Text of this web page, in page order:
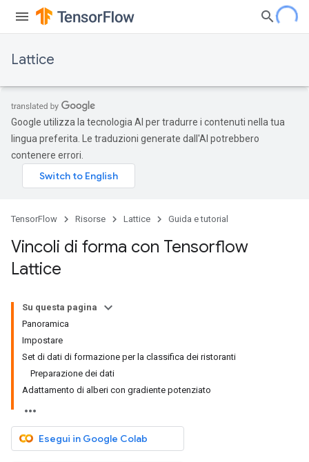
Lattice
Google utilizza la tecnologia AI per tradurre i contenuti nella tua
lingua preferita. Le traduzioni generate dall'AI potrebbero
contenere errori.
TensorFlow Risorse Lattice Guida e tutorial
Vincoli di forma con Tensorflow
Lattice
Su questa pagina
Panoramica
Impostare
Set di dati di formazione per la classifica dei ristoranti
Preparazione dei dati
Adattamento di alberi con gradiente potenziato
Esegui in Google Colab